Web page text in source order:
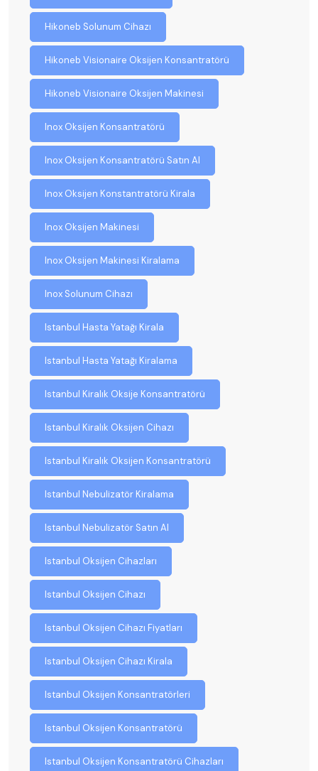
Hikoneb Solunum Cihazı
Hikoneb Visionaire Oksijen Konsantratörü
Hikoneb Visionaire Oksijen Makinesi
Inox Oksijen Konsantratörü
Inox Oksijen Konsantratörü Satın Al
Inox Oksijen Konstantratörü Kirala
Inox Oksijen Makinesi
Inox Oksijen Makinesi Kiralama
Inox Solunum Cihazı
Istanbul Hasta Yatağı Kirala
Istanbul Hasta Yatağı Kiralama
Istanbul Kiralık Oksije Konsantratörü
Istanbul Kiralık Oksijen Cihazı
Istanbul Kiralık Oksijen Konsantratörü
Istanbul Nebulizatör Kiralama
Istanbul Nebulizatör Satın Al
Istanbul Oksijen Cihazları
Istanbul Oksijen Cihazı
Istanbul Oksijen Cihazı Fiyatları
Istanbul Oksijen Cihazı Kirala
Istanbul Oksijen Konsantratörleri
Istanbul Oksijen Konsantratörü
Istanbul Oksijen Konsantratörü Cihazları